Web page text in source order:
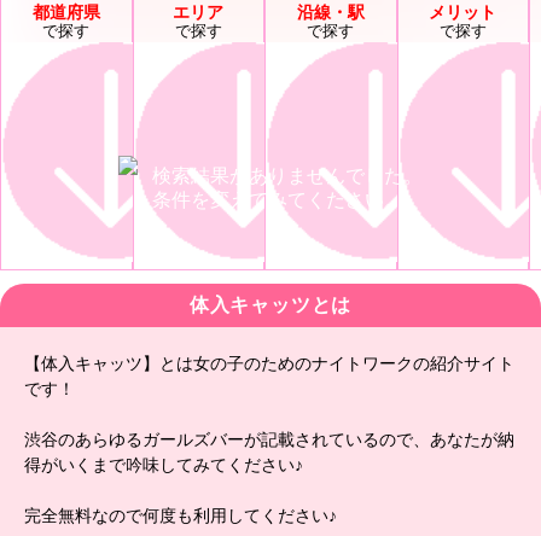
都道府県
で探す
エリア
で探す
沿線・駅
で探す
メリット
で探す
検索結果がありませんでした。
条件を変えてみてください。
体入キャッツとは
【体入キャッツ】とは女の子のためのナイトワークの紹介サイト
です！
渋谷のあらゆるガールズバーが記載されているので、あなたが納
得がいくまで吟味してみてください♪
完全無料なので何度も利用してください♪